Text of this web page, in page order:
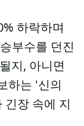
하락하며
부수를 던진
지, 아니면
하는 '신의
장 속에 지